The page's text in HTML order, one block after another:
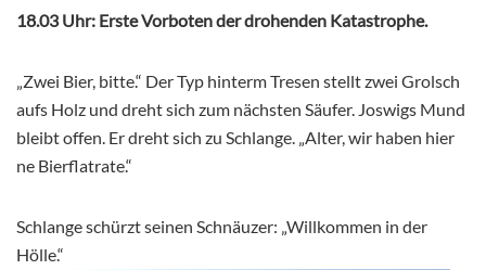
18.03 Uhr: Erste Vorboten der drohenden Katastrophe.
„Zwei Bier, bitte.“ Der Typ hinterm Tresen stellt zwei Grolsch
aufs Holz und dreht sich zum nächsten Säufer. Joswigs Mund
bleibt offen. Er dreht sich zu Schlange. „Alter, wir haben hier
ne Bierflatrate.“
Schlange schürzt seinen Schnäuzer: „Willkommen in der
Hölle.“